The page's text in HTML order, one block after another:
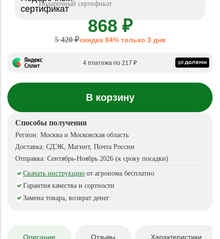
Подарочный сертификат
868 ₽
5 420 ₽скидка 84% только 3 дня
4 платежа по 217 ₽
В корзину
Способы получения
Регион: Москва и Московская область
Доставка: СДЭК, Магнит, Почта России
Отправка: Сентябрь-Ноябрь 2026 (к сроку посадки)
Скачать инструкцию от агронома бесплатно
Гарантия качества и сортности
Замена товара, возврат денег
Описание Отзывы Характеристики